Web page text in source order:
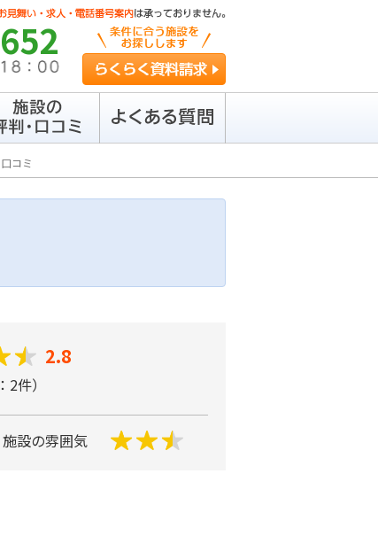
コミ
2.8
2件）
施設の雰囲気